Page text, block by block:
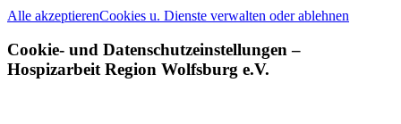
Alle akzeptierenCookies u. Dienste verwalten oder ablehnen
Cookie- und Datenschutzeinstellungen –
Hospizarbeit Region Wolfsburg e.V.